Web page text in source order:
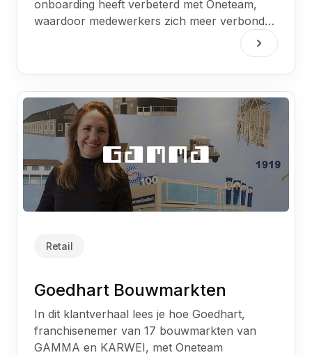
onboarding heeft verbeterd met Oneteam,
waardoor medewerkers zich meer verbonden
Retail
Goedhart Bouwmarkten
In dit klantverhaal lees je hoe Goedhart,
franchisenemer van 17 bouwmarkten van
GAMMA en KARWEI, met Oneteam